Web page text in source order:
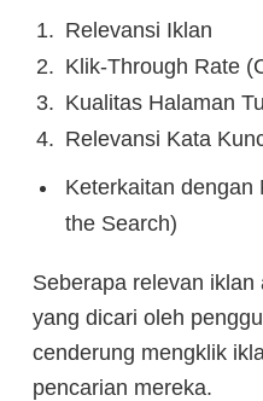
Relevansi Iklan
Klik-Through Rate
Kualitas Halaman
Relevansi Kata
Keterkaitan dengan
the Search)
Seberapa relevan
yang dicari oleh
cenderung mengklik
pencarian mereka.